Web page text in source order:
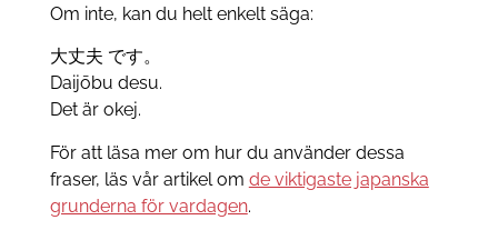
Om inte, kan du helt enkelt säga:
大丈夫 です。
Daijōbu desu.
Det är okej.
För att läsa mer om hur du använder dessa
fraser, läs vår artikel om de viktigaste japanska
grunderna för vardagen.